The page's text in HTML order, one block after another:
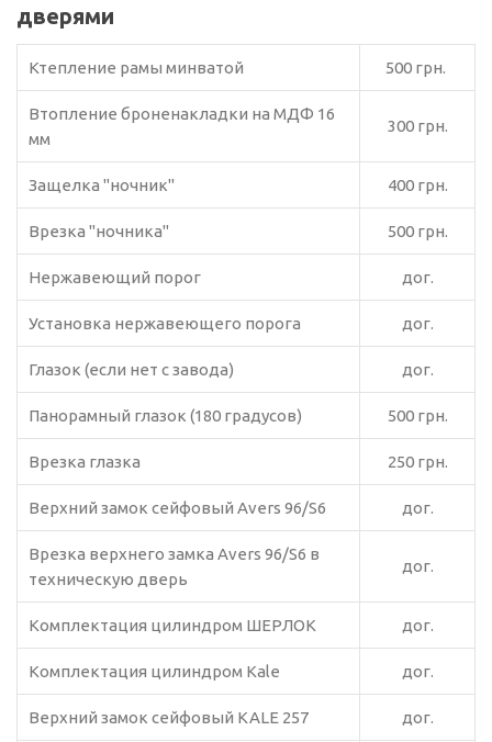
дверями
Ктепление рамы минватой 500 грн.
Втопление броненакладки на МДФ 16
мм
300 грн.
Защелка "ночник" 400 грн.
Врезка "ночника" 500 грн.
Нержавеющий порог дог.
Установка нержавеющего порога дог.
Глазок (если нет с завода) дог.
Панорамный глазок (180 градусов) 500 грн.
Врезка глазка 250 грн.
Верхний замок сейфовый Аvers 96/S6 дог.
Врезка верхнего замка Аvers 96/S6 в
техническую дверь
дог.
Комплектация цилиндром ШЕРЛОК дог.
Комплектация цилиндром Kale дог.
Верхний замок сейфовый KALE 257 дог.